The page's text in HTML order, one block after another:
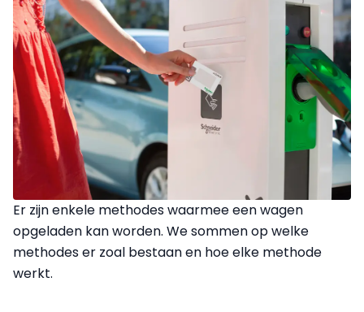
Er zijn enkele methodes waarmee een wagen
opgeladen kan worden. We sommen op welke
methodes er zoal bestaan en hoe elke methode
werkt.